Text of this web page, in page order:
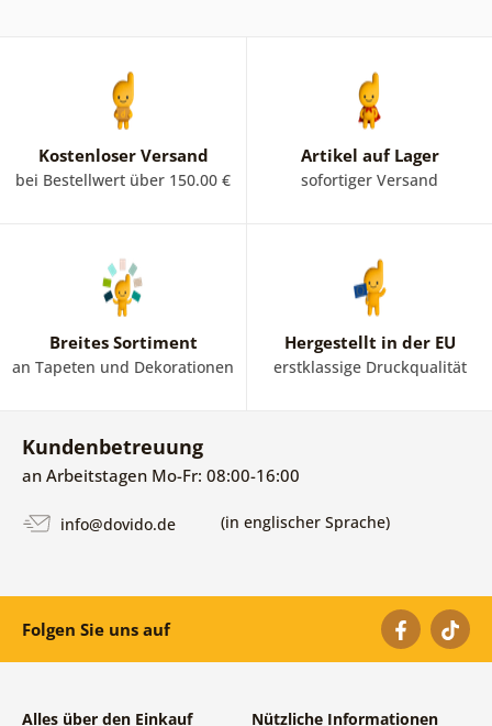
Kostenloser Versand
bei Bestellwert über 150.00 €
Artikel auf Lager
sofortiger Versand
Breites Sortiment
an Tapeten und Dekorationen
Hergestellt in der EU
erstklassige Druckqualität
Kundenbetreuung
an Arbeitstagen Mo-Fr: 08:00-16:00
info@dovido.de (in englischer Sprache)
Folgen Sie uns auf
Alles über den Einkauf Nützliche Informationen